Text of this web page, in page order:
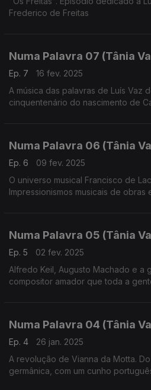
Frederico de Freitas
Numa Palavra 07 (Tânia
Ep. 7
16 fev. 2025
A música das palavras de Luís Vaz
cinquentenário do nascimento de
Numa Palavra 06 (Tânia
Ep. 6
09 fev. 2025
O universo musical Francisco de
Impressionismos musicais de
Numa Palavra 05 (Tânia
Ep. 5
02 fev. 2025
Alfredo Keil, Augusto Machado e a
compositor amador que toda a
Numa Palavra 04 (Tânia
Ep. 4
26 jan. 2025
A revolução de Vianna da Motta.
germânica, com um cunho